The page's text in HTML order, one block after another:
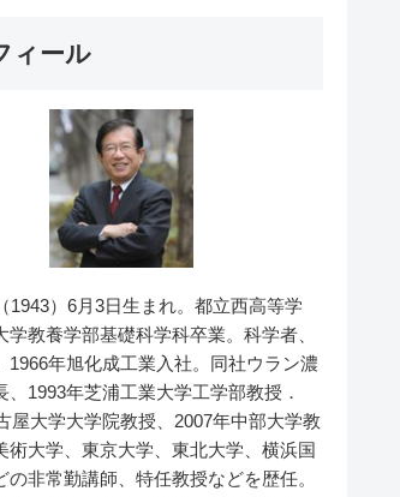
ィール
1943）6月3日生まれ。都立西高等学
学教養学部基礎科学科卒業。科学者、
1966年旭化成工業入社。同社ウラン濃
、1993年芝浦工業大学工学部教授．
屋大学大学院教授、2007年中部大学教
術大学、東京大学、東北大学、横浜国
の非常勤講師、特任教授などを歴任。